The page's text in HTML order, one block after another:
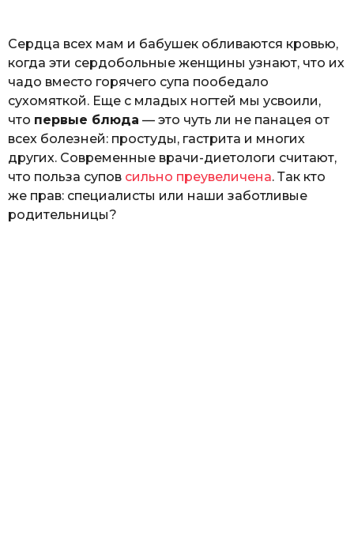
р
к
л
ю
к
Сердца всех мам и бабушек обливаются кровью,
когда эти сердобольные женщины узнают, что их
чадо вместо горячего супа пообедало
сухомяткой. Еще с младых ногтей мы усвоили,
что первые блюда — это чуть ли не панацея от
всех болезней: простуды, гастрита и многих
других. Современные врачи-диетологи считают,
что польза супов сильно преувеличена. Так кто
же прав: специалисты или наши заботливые
родительницы?